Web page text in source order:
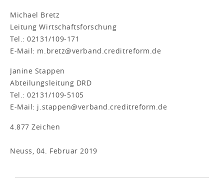
Michael Bretz
Leitung Wirtschaftsforschung
Tel.: 02131/109-171
E-Mail: m.bretz@verband.creditreform.de
Janine Stappen
Abteilungsleitung DRD
Tel.: 02131/109-5105
E-Mail: j.stappen@verband.creditreform.de
4.877 Zeichen
Neuss, 04. Februar 2019